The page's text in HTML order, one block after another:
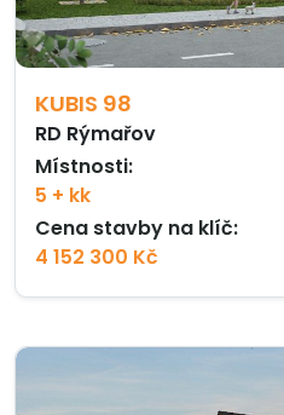
KUBIS 98
RD Rýmařov
Místnosti:
5 + kk
Cena stavby na klíč:
4 152 300 Kč